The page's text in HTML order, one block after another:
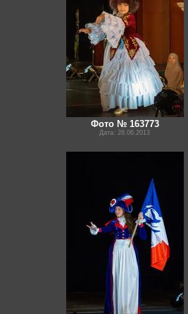
Фото № 163773
Дата: 28.06.2013